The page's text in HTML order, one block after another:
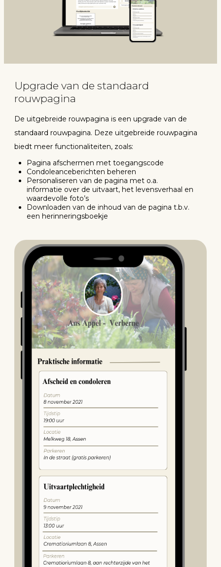
Upgrade van de standaard
rouwpagina
De uitgebreide rouwpagina is een upgrade van de
standaard rouwpagina. Deze uitgebreide rouwpagina
biedt meer functionaliteiten, zoals:
Pagina afschermen met toegangscode
Condoleanceberichten beheren
Personaliseren van de pagina met o.a.
informatie over de uitvaart, het levensverhaal en
waardevolle foto’s
Downloaden van de inhoud van de pagina t.b.v.
een herinneringsboekje